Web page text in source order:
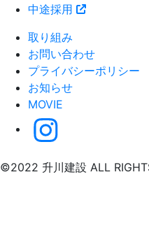
中途採用
取り組み
お問い合わせ
プライバシーポリシー
お知らせ
MOVIE
©2022 升川建設 ALL